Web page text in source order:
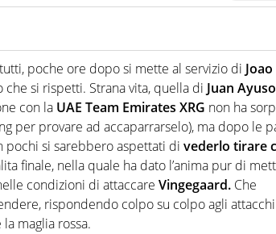
a tutto campo, è il tuttologo di Virgilio Sport.
di volley o di curling: ve ne farà innamorare
poche ore dopo si mette al servizio di Joao
che si rispetti. Strana vita, quella di Juan
con la UAE Team Emirates XRG non ha
per provare ad accaparrarselo), ma dopo le
si sarebbero aspettati di vederlo tirare
finale, nella quale ha dato l’anima pur di
condizioni di attaccare Vingegaard. Che
rispondendo colpo su colpo agli
maglia rossa.